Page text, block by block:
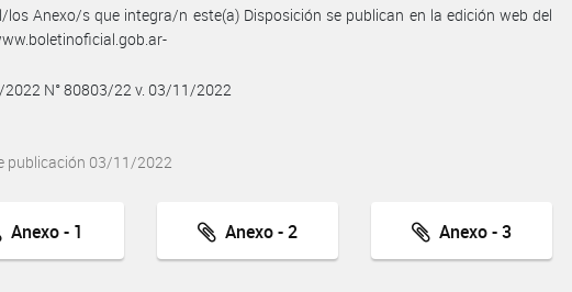
los Anexo/s que integra/n este(a) Disposición se publican en la edición web del
N° 80803/22 v. 03/11/2022
publicación 03/11/2022
Anexo - 1 Anexo - 2 Anexo - 3